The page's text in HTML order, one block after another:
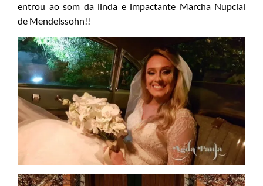
entrou ao som da linda e impactante Marcha Nupcial
de Mendelssohn!!